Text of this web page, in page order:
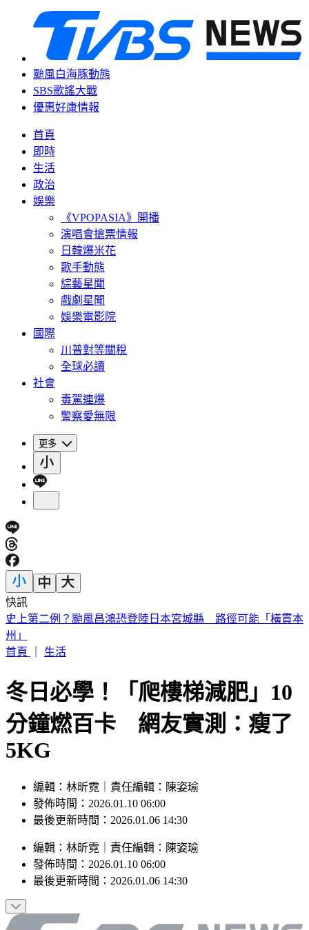
颱風白海豚動態
SBS歌謠大戰
優惠好康情報
首頁
即時
生活
政治
娛樂
《VPOPASIA》開播
演唱會搶票情報
日韓爆米花
歌手動態
綜藝星聞
戲劇星聞
娛樂電影院
國際
川普對等關稅
全球必讀
社會
毒駕連爆
警察愛無限
更多
快訊
44歲宋慧喬凍齡穿搭曝！粉絲驚：超像大學生
首頁
冬日必學！「爬樓梯減肥」10
分鐘燃百卡 網友實測：瘦了
5KG
發佈時間：2026.01.10 06:00
最後更新時間：2026.01.06 14:30
發佈時間：2026.01.10 06:00
最後更新時間：2026.01.06 14:30